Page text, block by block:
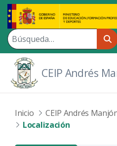
Saltar al contenido principal
CEIP Andrés
Inicio CEIP Andrés
Localización